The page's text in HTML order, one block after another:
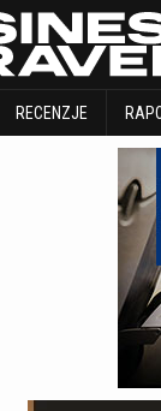
RECENZJE
WIADOMOŚCI